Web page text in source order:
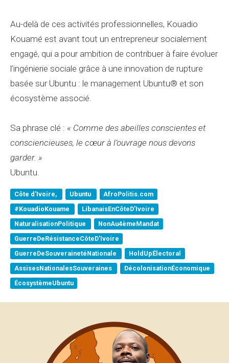
Au-delà de ces activités professionnelles, Kouadio
Kouamé est avant tout un entrepreneur socialement
engagé, qui a pour ambition de contribuer à faire évoluer
l’ingénierie sociale grâce à une innovation de rupture
basée sur Ubuntu : le management Ubuntu® et son
écosystème associé.
Sa phrase clé : « Comme des abeilles conscientes et
consciencieuses, le cœur à l’ouvrage nous devons
garder. »
Ubuntu.
Côte d'Ivoire, Ubuntu
AfroPolitis.com
#KouadioKouame
LibanaisEnCôteD’Ivoire
NaturalisationPolitique
NonAu4èmeMandat
GuerreDeRésistanceCôteD'Ivoire
GuerreDeSouverainetéNationale
HoldUpÉlectoral
AssisesNationalesSouveraines
DécolonisationÉconomique
ÉcosystèmeUbuntu